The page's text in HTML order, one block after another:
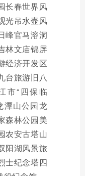
长春世界风
光吊水壶风
峰官马溶洞
林文庙锦屏
经济开发区
台旅游旧八
市“四保临
潭山公园龙
森林公园美
农安古塔山
阳湖风景旅
士纪念塔四